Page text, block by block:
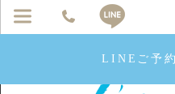
LINEご予